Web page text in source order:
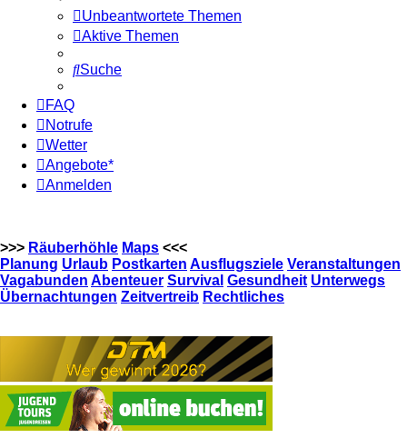
Unbeantwortete Themen
Aktive Themen
Suche
FAQ
Notrufe
Wetter
Angebote*
Anmelden
>>> Räuberhöhle Maps <<<
Planung Urlaub Postkarten Ausflugsziele Veranstaltungen
Vagabunden Abenteuer Survival Gesundheit Unterwegs
Übernachtungen Zeitvertreib Rechtliches